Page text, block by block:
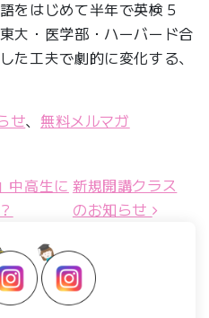
をはじめて半年で英検５
大・医学部・ハーバード合
た工夫で劇的に変化する、
せ、 無料メルマガ
ン
中高生に 新規開講クラス
のお知らせ